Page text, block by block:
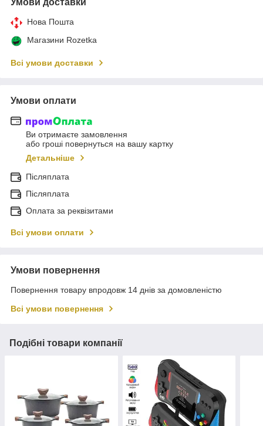
Нова Пошта
Магазини Rozetka
Всі умови доставки
Умови оплати
Ви отримаєте замовлення
або гроші повернуться на вашу картку
Детальніше
Післяплата
Післяплата
Оплата за реквізитами
Всі умови оплати
Умови повернення
Повернення товару впродовж 14 днів за домовленістю
Всі умови повернення
Подібні товари компанії